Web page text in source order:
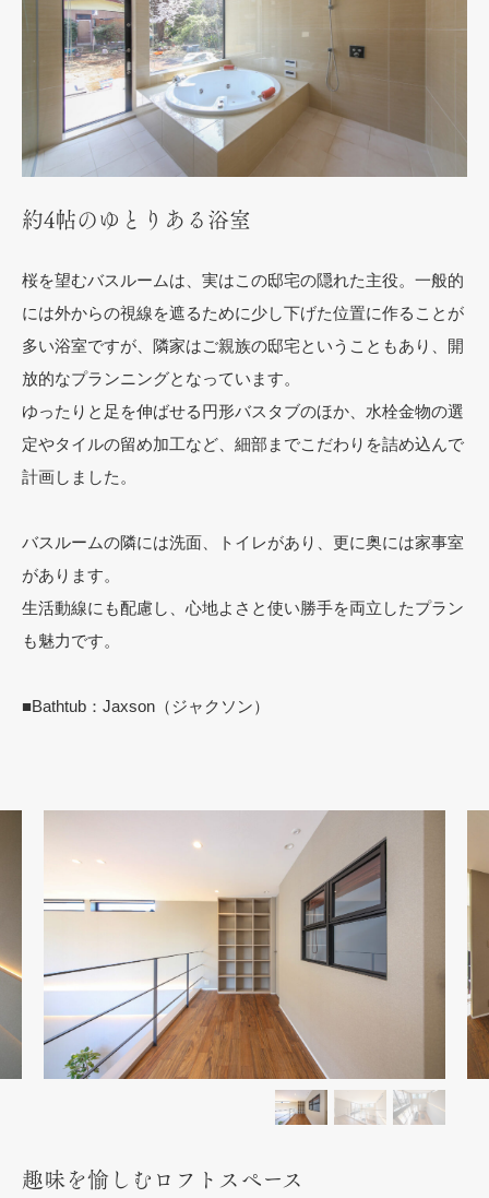
約4帖のゆとりある浴室
桜を望むバスルームは、実はこの邸宅の隠れた主役。一般的
には外からの視線を遮るために少し下げた位置に作ることが
多い浴室ですが、隣家はご親族の邸宅ということもあり、開
放的なプランニングとなっています。
ゆったりと足を伸ばせる円形バスタブのほか、水栓金物の選
定やタイルの留め加工など、細部までこだわりを詰め込んで
計画しました。
バスルームの隣には洗面、トイレがあり、更に奥には家事室
があります。
生活動線にも配慮し、心地よさと使い勝手を両立したプラン
も魅力です。
■Bathtub：Jaxson（ジャクソン）
趣味を愉しむロフトスペース